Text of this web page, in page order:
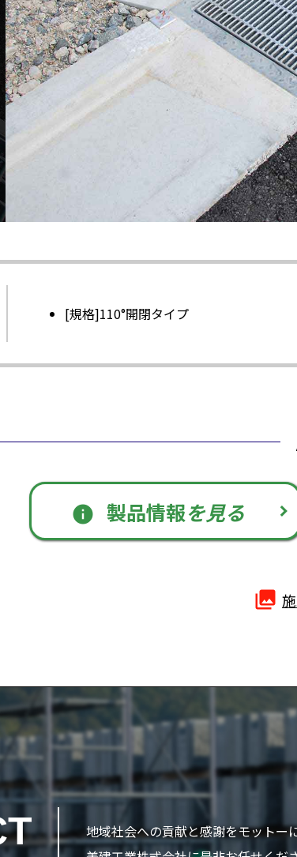
[規格]110°開閉タイプ
info 製品情報を見る
photo_library
地域社会への貢献と感謝をモットー